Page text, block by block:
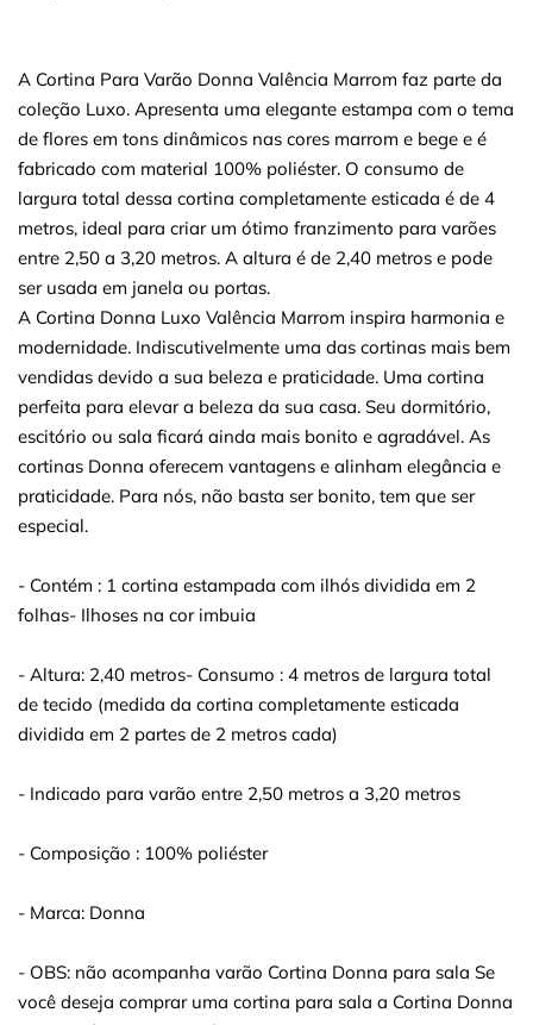
A Cortina Para Varão Donna Valência Marrom faz parte da
coleção Luxo. Apresenta uma elegante estampa com o tema
de flores em tons dinâmicos nas cores marrom e bege e é
fabricado com material 100% poliéster. O consumo de
largura total dessa cortina completamente esticada é de 4
metros, ideal para criar um ótimo franzimento para varões
entre 2,50 a 3,20 metros. A altura é de 2,40 metros e pode
ser usada em janela ou portas.
A Cortina Donna Luxo Valência Marrom inspira harmonia e
modernidade. Indiscutivelmente uma das cortinas mais bem
vendidas devido a sua beleza e praticidade. Uma cortina
perfeita para elevar a beleza da sua casa. Seu dormitório,
escitório ou sala ficará ainda mais bonito e agradável. As
cortinas Donna oferecem vantagens e alinham elegância e
praticidade. Para nós, não basta ser bonito, tem que ser
especial.
- Contém : 1 cortina estampada com ilhós dividida em 2
folhas- Ilhoses na cor imbuia
- Altura: 2,40 metros- Consumo : 4 metros de largura total
de tecido (medida da cortina completamente esticada
dividida em 2 partes de 2 metros cada)
- Indicado para varão entre 2,50 metros a 3,20 metros
- Composição : 100% poliéster
- Marca: Donna
- OBS: não acompanha varão Cortina Donna para sala Se
você deseja comprar uma cortina para sala a Cortina Donna